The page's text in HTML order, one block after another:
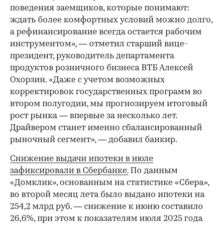
поведения заемщиков, которые понимают:
ждать более комфортных условий можно долго,
а рефинансирование всегда остается рабочим
инструментом», — отметил старший вице-
президент, руководитель департамента
продуктов розничного бизнеса ВТБ Алексей
Охорзин. «Даже с учетом возможных
корректировок государственных программ во
втором полугодии, мы прогнозируем итоговый
рост рынка — впервые за несколько лет.
Драйвером станет именно сбалансированный
рыночный сегмент», — добавил банкир.
Снижение выдачи ипотеки в июле
зафиксировали в Сбербанке. По данным
«Домклик», основанным на статистике «Сбера»,
во второй месяц лета было выдано ипотеки на
254,2 млрд руб. — снижение к июню составило
26,6%, при этом к показателям июля 2025 года